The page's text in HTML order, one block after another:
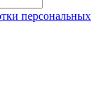
персональных